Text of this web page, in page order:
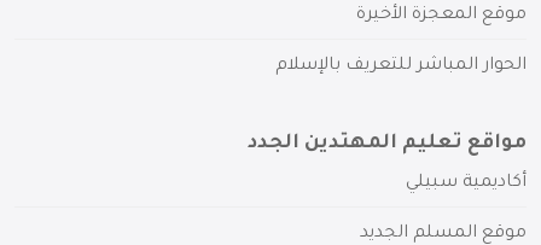
موقع المعجزة الأخيرة
الحوار المباشر للتعريف بالإسلام
مواقع تعليم المهتدين الجدد
أكاديمية سبيلي
موقع المسلم الجديد